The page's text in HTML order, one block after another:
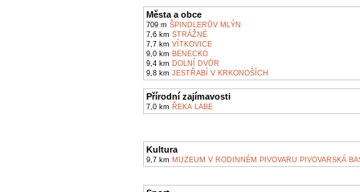
Města a obce
709 m ŠPINDLERŮV MLÝN
7,6 km STRÁŽNÉ
7,7 km VÍTKOVICE
9,0 km BENECKO
9,4 km DOLNÍ DVŮR
9,8 km JESTŘABÍ V KRKONOŠÍCH
Přírodní zajímavosti
7,0 km ŘEKA LABE
Kultura
9,7 km MUZEUM V RODINNÉM PIVOVARU PIVOVARSKÁ